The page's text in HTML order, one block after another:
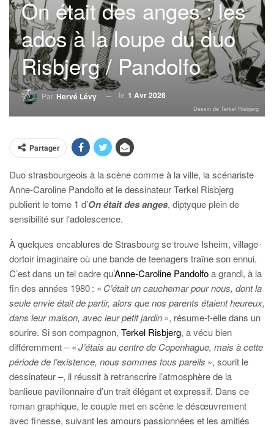
On était des anges : les
ados à la loupe du duo
Risbjerg / Pandolfo
Par Hervé Lévy le 1 Avr 2026
Dessin de Terkel Risbjerg
Partager
Duo strasbourgeois à la scène comme à la ville, la scénariste
Anne-Caroline Pandolfoet le dessinateur Terkel Risbjerg
publient le tome 1 d’On était des anges, diptyque plein de
sensibilité sur l’adolescence.
À quelques encablures de Strasbourg se trouve Isheim, village-
dortoir imaginaire où une bande de teenagers traîne son ennui.
C’est dans un tel cadre qu’Anne-Caroline Pandolfoa grandi, à la
fin des années 1980 : « C’était un cauchemar pour nous, dont la
seule envie était de partir, alors que nos parents étaient heureux,
dans leur maison, avec leur petit jardin», résume-t-elle dans un
sourire. Si son compagnon, Terkel Risbjerg, a vécu bien
différemment – «J’étais au centre de Copenhague, mais à cette
période de l’existence, nous sommes tous pareils », sourit le
dessinateur –, il réussit à retranscrire l’atmosphère de la
banlieue pavillonnaire d’un trait élégant et expressif. Dans ce
roman graphique, le couple met en scène le désœuvrement
avec finesse, suivant les amours passionnées et les amitiés